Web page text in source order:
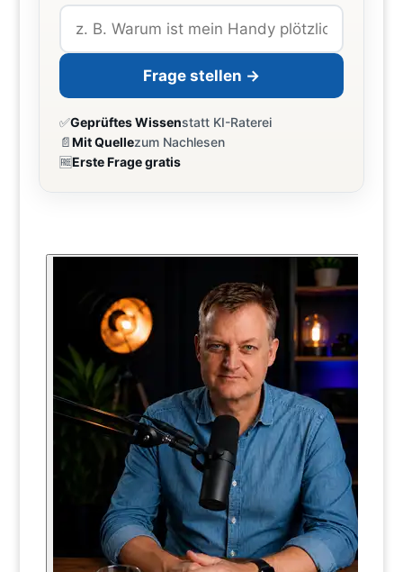
Frage stellen →
✅Geprüftes Wissenstatt KI-Raterei
📄Mit Quellezum Nachlesen
🆓Erste Frage gratis